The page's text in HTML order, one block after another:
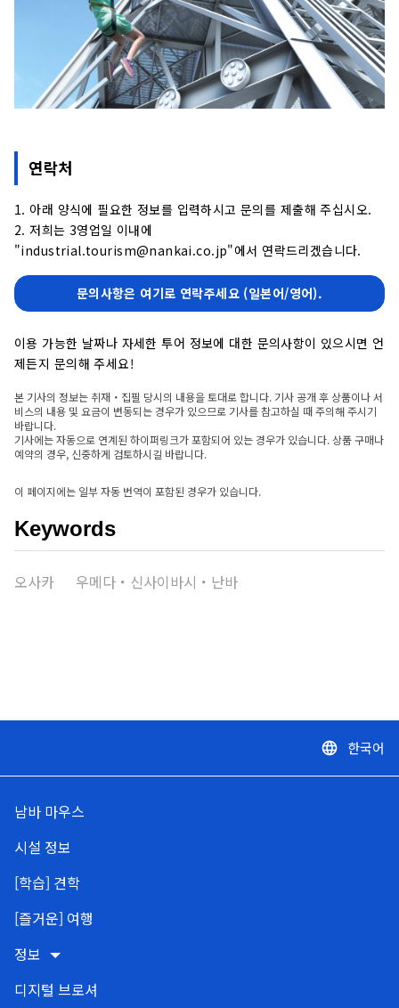
연락처
1. 아래 양식에 필요한 정보를 입력하시고 문의를 제출해 주십시오.
2. 저희는 3영업일 이내에
"industrial.tourism@nankai.co.jp"에서 연락드리겠습니다.
문의사항은 여기로 연락주세요 (일본어/영어).
이용 가능한 날짜나 자세한 투어 정보에 대한 문의사항이 있으시면 언
제든지 문의해 주세요!
본 기사의 정보는 취재・집필 당시의 내용을 토대로 합니다. 기사 공개 후 상품이나 서
비스의 내용 및 요금이 변동되는 경우가 있으므로 기사를 참고하실 때 주의해 주시기
바랍니다.
기사에는 자동으로 연계된 하이퍼링크가 포함되어 있는 경우가 있습니다. 상품 구매나
예약의 경우, 신중하게 검토하시길 바랍니다.
이 페이지에는 일부 자동 번역이 포함된 경우가 있습니다.
Keywords
오사카 우메다・신사이바시・난바
language 한국어
남바 마우스
시설 정보
[학습] 견학
[즐거운] 여행
정보
디지털 브로셔